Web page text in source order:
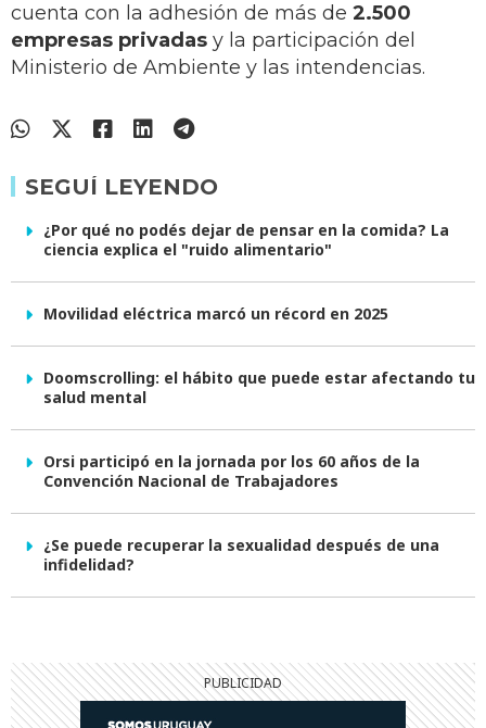
cuenta con la adhesión de más de 2.500
empresas privadas y la participación del
Ministerio de Ambiente y las intendencias.
SEGUÍ LEYENDO
¿Por qué no podés dejar de pensar en la comida? La
ciencia explica el "ruido alimentario"
Movilidad eléctrica marcó un récord en 2025
Doomscrolling: el hábito que puede estar afectando tu
salud mental
Orsi participó en la jornada por los 60 años de la
Convención Nacional de Trabajadores
¿Se puede recuperar la sexualidad después de una
infidelidad?